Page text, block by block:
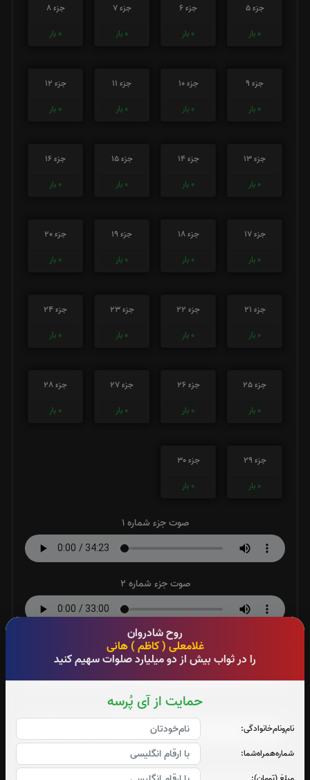
روح شادروان
غلامعلی ( کاظم ) هانی
را در ثواب بیش از دو میلیارد صلوات سهیم کنید
حمایت از آی پُرسه
نام‌و‌نام‌خانوادگی:
شماره‌همراه‌شما:
جزء 5
0 بار
جزء 6
0 بار
جزء 7
0 بار
جزء 8
0 بار
جزء 9
0 بار
جزء 10
0 بار
جزء 11
0 بار
جزء 12
0 بار
جزء 13
0 بار
جزء 14
0 بار
جزء 15
0 بار
جزء 16
0 بار
جزء 17
0 بار
جزء 18
0 بار
جزء 19
0 بار
جزء 20
0 بار
جزء 21
0 بار
جزء 22
0 بار
جزء 23
0 بار
جزء 24
0 بار
جزء 25
0 بار
جزء 26
0 بار
جزء 27
0 بار
جزء 28
0 بار
جزء 29
0 بار
جزء 30
0 بار
صوت جزء شماره 1
صوت جزء شماره 2
صوت جزء شماره 3
صوت جزء شماره 4
صوت جزء شماره 5